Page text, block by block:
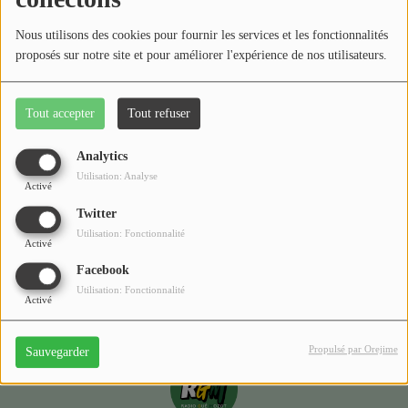
Nous utilisons des cookies pour fournir les services et les fonctionnalités
proposés sur notre site et pour améliorer l'expérience de nos utilisateurs.
Tout accepter Tout refuser
Analytics
Activé
Utilisation: Analyse
Twitter
Activé
Utilisation: Fonctionnalité
Facebook
Activé
Utilisation: Fonctionnalité
Sauvegarder Propulsé par Orejime
Médias
Podcasts
Photos
Dédicaces
Jeux Concours
Contact
Oups, vous avez
rencontré une erreur.